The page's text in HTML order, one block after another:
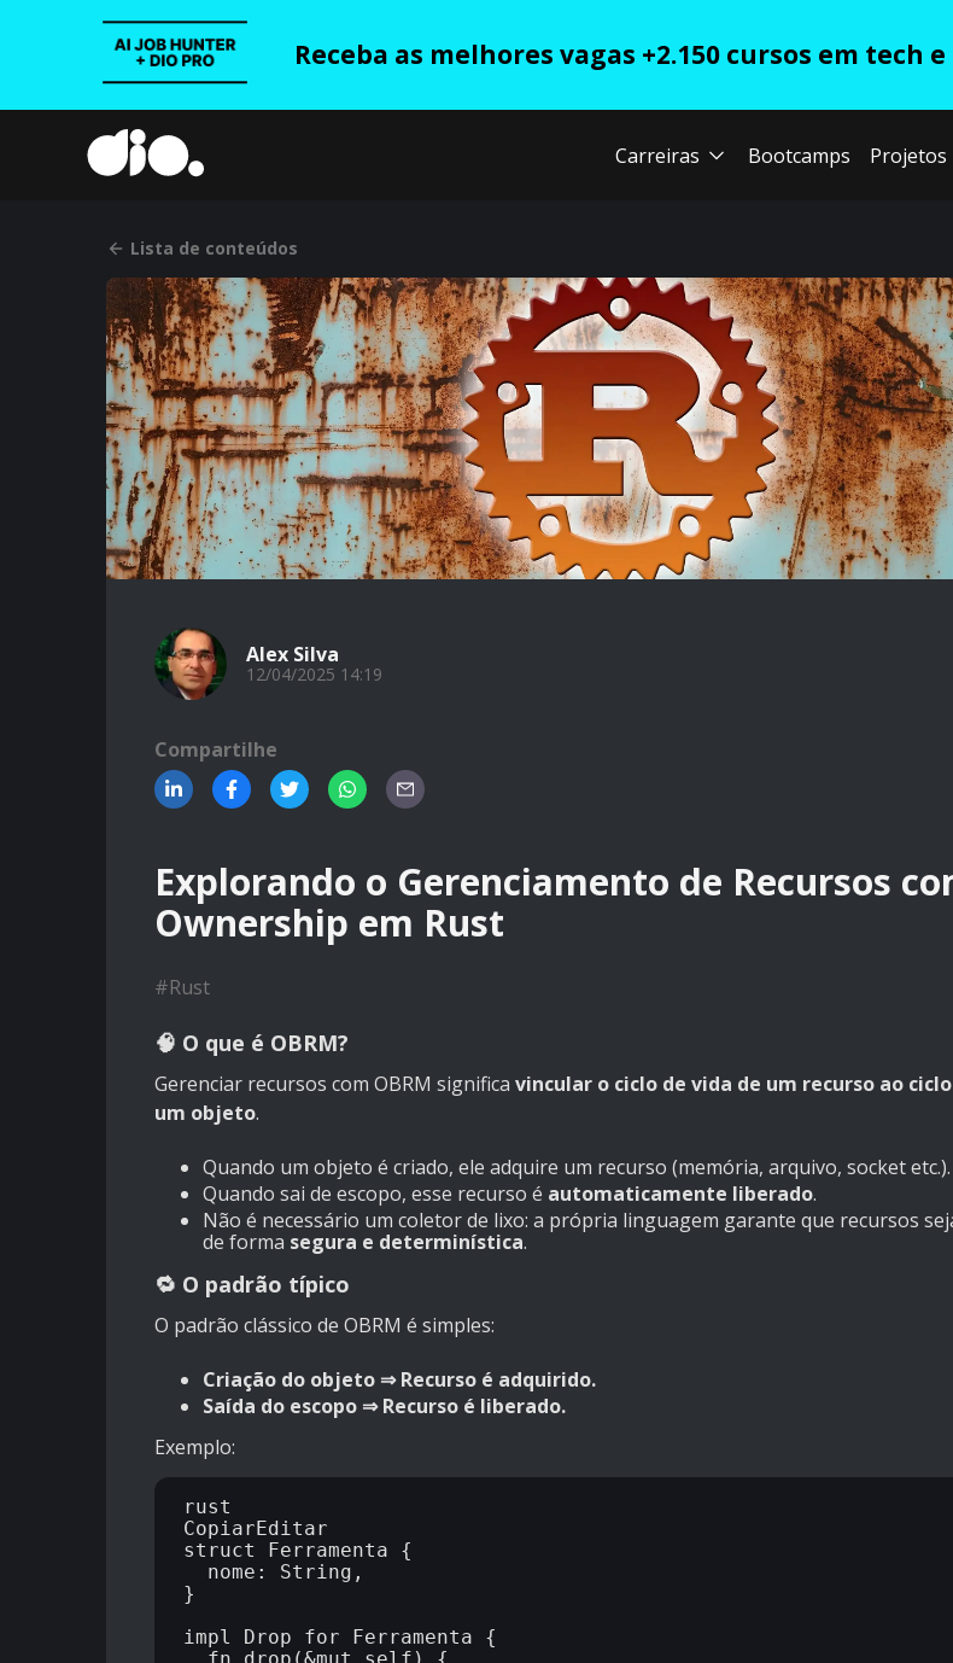
Receba as melhores vagas +2.150 cursos em tech e
Carreiras Bootcamps Projetos
Lista de conteúdos
Alex Silva
12/04/2025 14:19
Compartilhe
Explorando o Gerenciamento de Recursos
Ownership em Rust
#Rust
🧠 O que é OBRM?
Gerenciar recursos com OBRM significa vincular o ciclo de vida de um recurso ao
um objeto.
Quando um objeto é criado, ele adquire um recurso (memória, arquivo, socket etc.).
Quando sai de escopo, esse recurso é automaticamente liberado.
Não é necessário um coletor de lixo: a própria linguagem garante que recursos
de forma segura e determinística.
🔁 O padrão típico
O padrão clássico de OBRM é simples:
Criação do objeto ⇒ Recurso é adquirido.
Saída do escopo ⇒ Recurso é liberado.
Exemplo:
rust
CopiarEditar
struct Ferramenta {
}
impl Drop for Ferramenta {